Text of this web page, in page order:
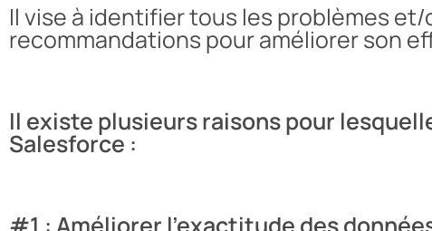
Il vise à identifier tous les problèmes
recommandations pour améliorer son
Il existe plusieurs raisons pour
Salesforce :